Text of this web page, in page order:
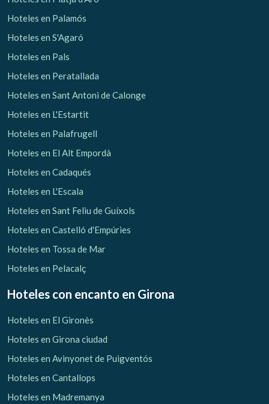
Verificar localizador
Hoteles en Palamós
Hoteles en S'Agaró
Hoteles en Pals
Hoteles en Peratallada
Hoteles en Sant Antoni de Calonge
Hoteles en L'Estartit
Hoteles en Palafrugell
Hoteles en El Alt Empordà
Hoteles en Cadaqués
Hoteles en L'Escala
Hoteles en Sant Feliu de Guíxols
Hoteles en Castelló d'Empúries
Hoteles en Tossa de Mar
Hoteles en Pelacalç
Hoteles con encanto en Girona
Hoteles en El Gironès
Hoteles en Girona ciudad
Hoteles en Avinyonet de Puigventós
Hoteles en Cantallops
Hoteles en Madremanya